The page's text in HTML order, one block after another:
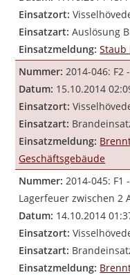
Einsatzort:
Einsatzart: Auslösung
Einsatzmeldung: Staub
Nummer: 2014-046:
Datum: 15.10.2014
Einsatzort:
Einsatzart:
Einsatzmeldung:
Geschäftsgebäude
Nummer: 2014-045: F1
Lagerfeuer zwischen 2
Datum: 14.10.2014
Einsatzort:
Einsatzart:
Einsatzmeldung: